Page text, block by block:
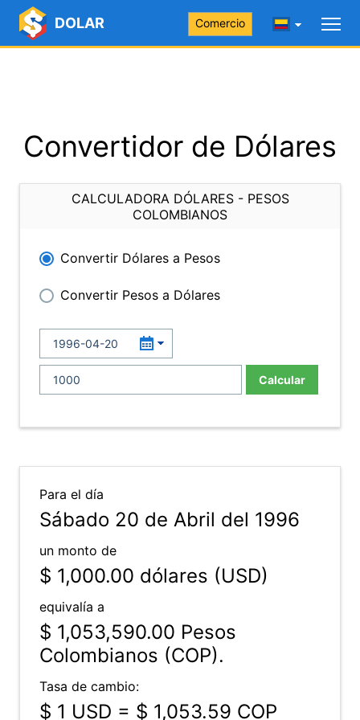
DOLAR Comercio
Convertidor de Dólares
CALCULADORA DÓLARES - PESOS
COLOMBIANOS
Convertir Dólares a Pesos
Convertir Pesos a Dólares
Calcular
Para el día
Sábado 20 de Abril del 1996
un monto de
$ 1,000.00 dólares (USD)
equivalía a
$ 1,053,590.00 Pesos
Colombianos (COP).
Tasa de cambio:
$ 1 USD = $ 1,053.59 COP